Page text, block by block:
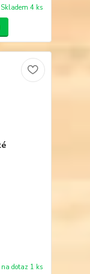
Skladem 4 ks
na dotaz 1 ks